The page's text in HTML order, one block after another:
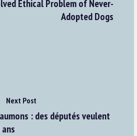
Ethical Problem of Never-
Adopted Dogs
Next Post
: des députés veulent